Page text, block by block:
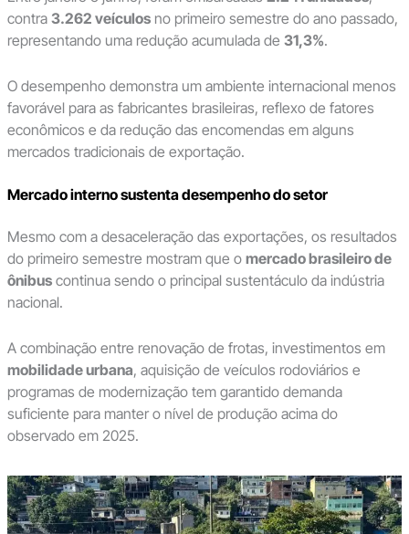
contra 3.262 veículosno primeiro semestre do ano passado,
representando uma redução acumulada de 31,3%.
O desempenho demonstra um ambiente internacional menos
favorável para as fabricantes brasileiras, reflexo de fatores
econômicos e da redução das encomendas em alguns
mercados tradicionais de exportação.
Mercado interno sustenta desempenho do setor
Mesmo com a desaceleração das exportações, os resultados
do primeiro semestre mostram que o mercado brasileiro de
ônibuscontinua sendo o principal sustentáculo da indústria
nacional.
A combinação entre renovação de frotas, investimentos em
mobilidade urbana, aquisição de veículos rodoviários e
programas de modernização tem garantido demanda
suficiente para manter o nível de produção acima do
observado em 2025.